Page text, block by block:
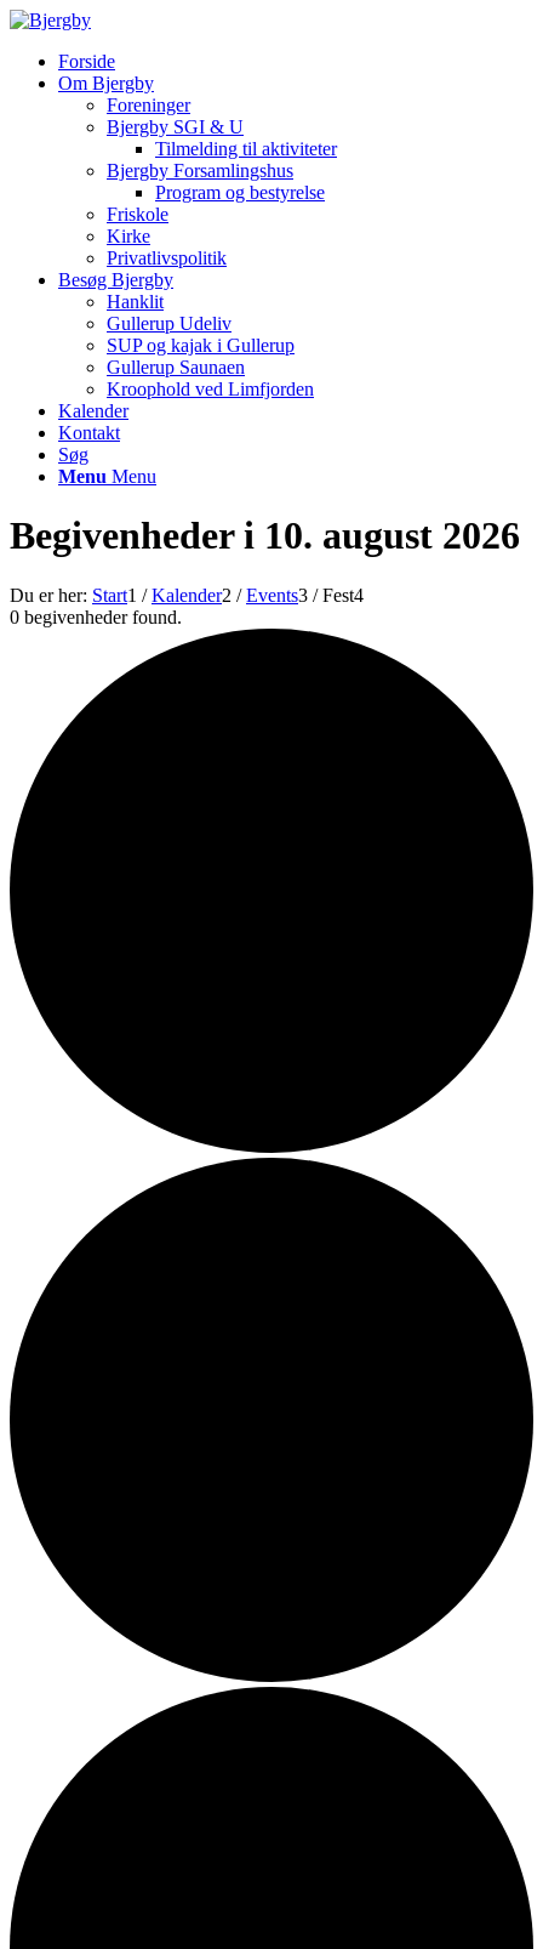
Forside
Om Bjergby
Foreninger
Bjergby SGI & U
Tilmelding til aktiviteter
Bjergby Forsamlingshus
Program og bestyrelse
Friskole
Kirke
Privatlivspolitik
Besøg Bjergby
Hanklit
Gullerup Udeliv
SUP og kajak i Gullerup
Gullerup Saunaen
Kroophold ved Limfjorden
Kalender
Kontakt
Søg
Menu Menu
Begivenheder i 10. august 2026
Du er her: Start1 / Kalender2 / Events3 / Fest4
0 begivenheder found.